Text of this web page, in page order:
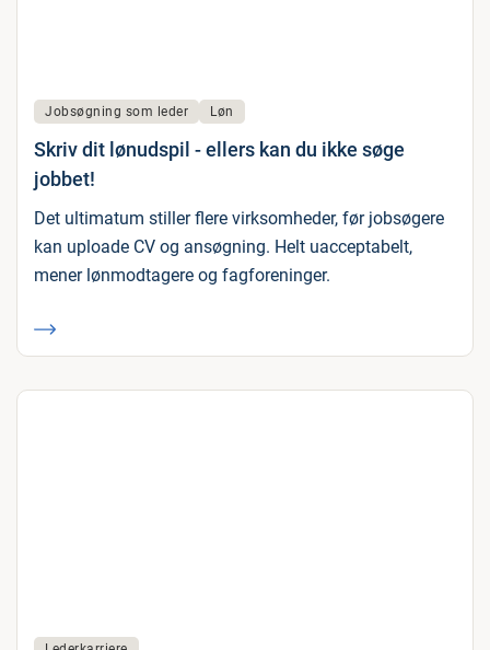
Jobsøgning som leder Løn
Skriv dit lønudspil - ellers kan du ikke søge
jobbet!
Det ultimatum stiller flere virksomheder, før jobsøgere
kan uploade CV og ansøgning. Helt uacceptabelt,
mener lønmodtagere og fagforeninger.